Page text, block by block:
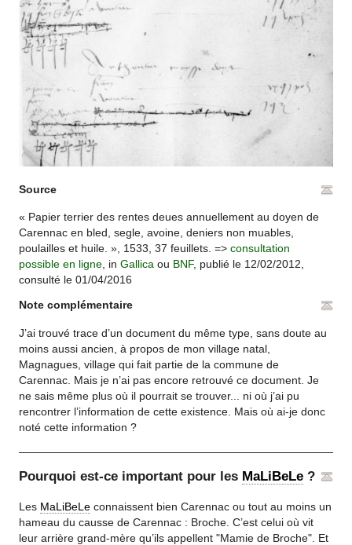
Source
« Papier terrier des rentes deues annuellement au doyen de
Carennac en bled, segle, avoine, deniers non muables,
poulailles et huile. », 1533, 37 feuillets. =>consultation
possible en ligne, inGallica ou BNF, publié le 12/02/2012,
consulté le 01/04/2016
Note complémentaire
J’ai trouvé trace d’un document du même type, sans doute au
moins aussi ancien, à propos de mon village natal,
Magnagues, village qui fait partie de la commune de
Carennac. Mais je n’ai pas encore retrouvé ce document. Je
ne sais même plus où il pourrait se trouver... ni où j’ai pu
rencontrer l’information de cette existence. Mais où ai-je donc
noté cette information ?
Pourquoi est-ce important pour les MaLiBeLe ?
Les MaLiBeLe connaissent bien Carennac ou tout au moins un
hameau du causse de Carennac : Broche. C’est celui où vit
leur arrière grand-mère qu’ils appellent "Mamie de Broche". Et